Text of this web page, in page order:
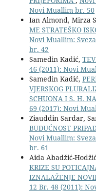
Novi Muallim br. 50
Ian Almond, Mirza
ME STRATEŠKO
Novi Muallim:
br. 42
Samedin Kadić,
46 (2011): Novi
Samedin Kadić,
VJERSKOG
SCHUONA I S. H.
69 (2017): Novi
Ziauddin Sardar,
BUDUĆNOST
Novi Muallim:
br. 61
Aida Abadžić-
KRIZE SU
IZNALAŽENJE
12 Br. 48 (2011):